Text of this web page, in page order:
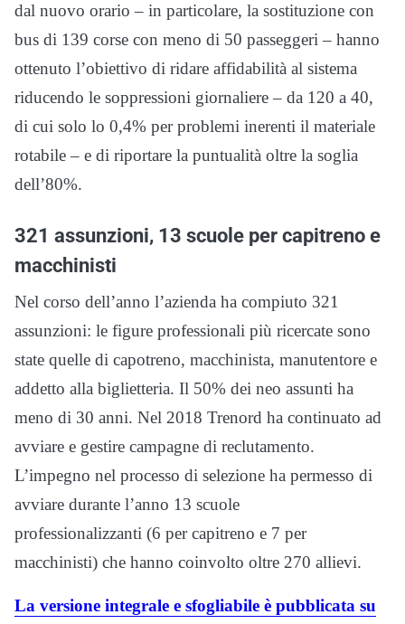
dal nuovo orario – in particolare, la sostituzione con
bus di 139 corse con meno di 50 passeggeri – hanno
ottenuto l’obiettivo di ridare affidabilità al sistema
riducendo le soppressioni giornaliere – da 120 a 40,
di cui solo lo 0,4% per problemi inerenti il materiale
rotabile – e di riportare la puntualità oltre la soglia
dell’80%.
321 assunzioni, 13 scuole per capitreno e
macchinisti
Nel corso dell’anno l’azienda ha compiuto 321
assunzioni: le figure professionali più ricercate sono
state quelle di capotreno, macchinista, manutentore e
addetto alla biglietteria. Il 50% dei neo assunti ha
meno di 30 anni. Nel 2018 Trenord ha continuato ad
avviare e gestire campagne di reclutamento.
L’impegno nel processo di selezione ha permesso di
avviare durante l’anno 13 scuole
professionalizzanti (6 per capitreno e 7 per
macchinisti) che hanno coinvolto oltre 270 allievi.
La versione integrale e sfogliabile è pubblicata su